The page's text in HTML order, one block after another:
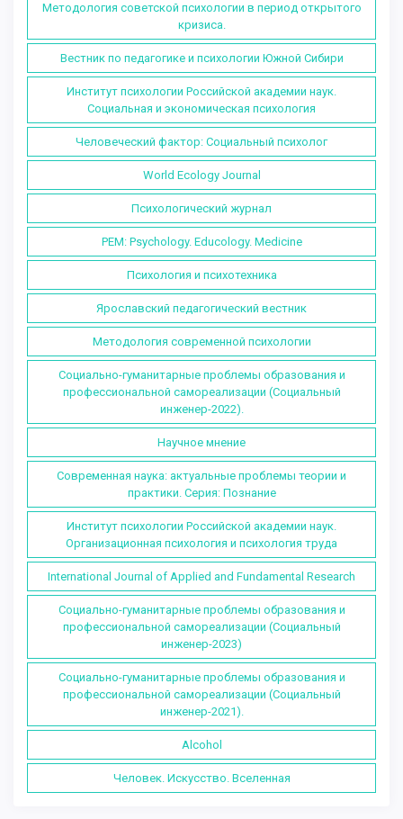
Методология советской психологии в период открытого
кризиса.
Вестник по педагогике и психологии Южной Сибири
Институт психологии Российской академии наук.
Социальная и экономическая психология
Человеческий фактор: Социальный психолог
World Ecology Journal
Психологический журнал
PEM: Psychology. Educology. Medicine
Психология и психотехника
Ярославский педагогический вестник
Методология современной психологии
Социально-гуманитарные проблемы образования и
профессиональной самореализации (Социальный
инженер-2022).
Научное мнение
Современная наука: актуальные проблемы теории и
практики. Серия: Познание
Институт психологии Российской академии наук.
Организационная психология и психология труда
International Journal of Applied and Fundamental Research
Социально-гуманитарные проблемы образования и
профессиональной самореализации (Социальный
инженер-2023)
Социально-гуманитарные проблемы образования и
профессиональной самореализации (Социальный
инженер-2021).
Alcohol
Человек. Искусство. Вселенная